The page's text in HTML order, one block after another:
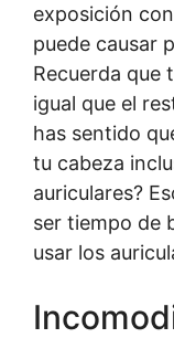
exposición
puede causar
Recuerda que
igual que el
has sentido
tu cabeza
auriculares?
ser tiempo de
usar los